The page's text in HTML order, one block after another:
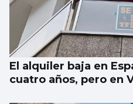
El alquiler baja en
cuatro años, pero en